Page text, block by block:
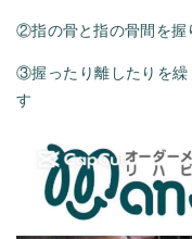
②指の骨と指の骨間を握
③握ったり離したりを繰
す